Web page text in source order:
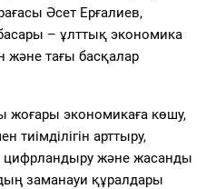
Әсет Ерғалиев,
– ұлттық экономика
және тағы басқалар
жоғары экономикаға көшу,
тиімділігін арттыру,
және жасанды
заманауи құралдары